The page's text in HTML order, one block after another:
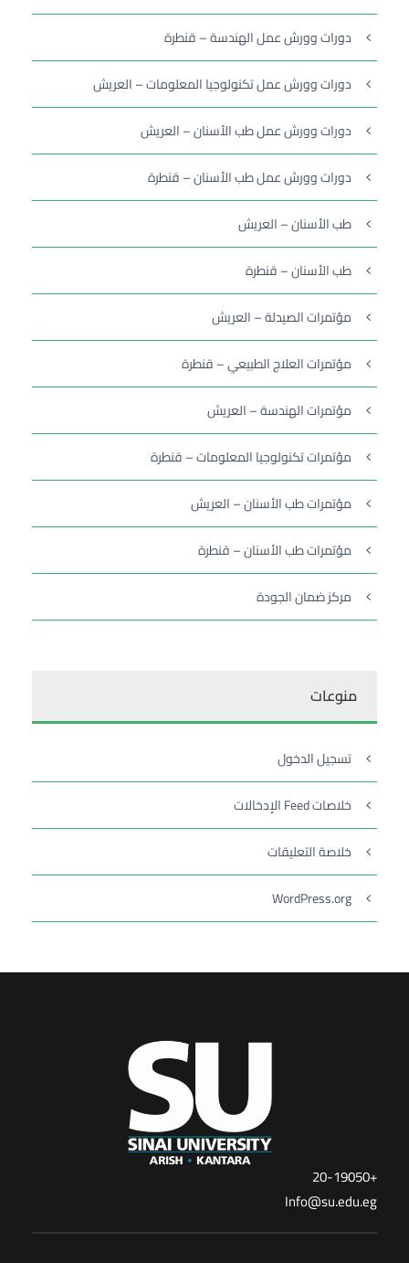
دورات وورش عمل الهندسة – قنطرة
دورات وورش عمل تكنولوجيا المعلومات – العريش
دورات وورش عمل طب الأسنان – العريش
دورات وورش عمل طب الأسنان – قنطرة
طب الأسنان – العريش
طب الأسنان – قنطرة
مؤتمرات الصيدلة – العريش
مؤتمرات العلاج الطبيعي – قنطرة
مؤتمرات الهندسة – العريش
مؤتمرات تكنولوجيا المعلومات – قنطرة
مؤتمرات طب الأسنان – العريش
مؤتمرات طب الأسنان – قنطرة
مركز ضمان الجودة
منوعات
تسجيل الدخول
خلاصات Feed الإدخالات
خلاصة التعليقات
WordPress.org
+20-19050
Info@su.edu.eg